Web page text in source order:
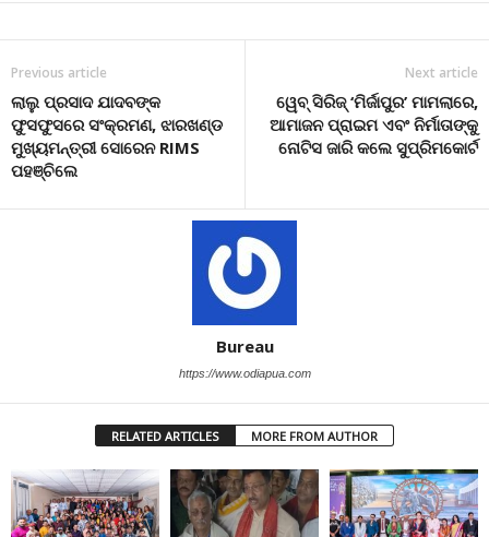
Previous article
ଲାଲୁ ପ୍ରସାଦ ଯାଦବଙ୍କ
ଫୁସଫୁସରେ ସଂକ୍ରମଣ, ଝାରଖଣ୍ଡ
ମୁଖ୍ୟମନ୍ତ୍ରୀ ସୋରେନ RIMS
ପହଞ୍ଚିଲେ
Next article
ୱେବ୍ ସିରିଜ୍ ‘ମିର୍ଜାପୁର’ ମାମଲାରେ,
ଆମାଜନ ପ୍ରାଇମ ଏବଂ ନିର୍ମାତାଙ୍କୁ
ନୋଟିସ ଜାରି କଲେ ସୁପ୍ରିମକୋର୍ଟ
Bureau
https://www.odiapua.com
RELATED ARTICLES MORE FROM AUTHOR